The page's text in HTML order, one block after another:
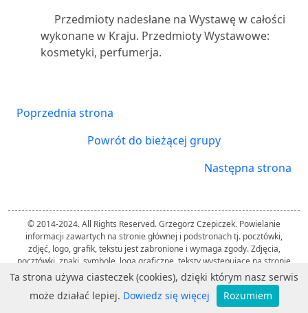
Przedmioty nadesłane na Wystawę w całości
wykonane w Kraju. Przedmioty Wystawowe:
kosmetyki, perfumerja.
Poprzednia strona
Powrót do bieżącej grupy
Następna strona
© 2014-2024. All Rights Reserved. Grzegorz Czepiczek. Powielanie
informacji zawartych na stronie głównej i podstronach tj. pocztówki,
zdjęć, logo, grafik, tekstu jest zabronione i wymaga zgody. Zdjęcia,
pocztówki, znaki, symbole, loga graficzne, teksty występujące na stronie
należą do ich twórców i zostały użyte przez autora strony wyłącznie w
celach informacyjnych.
Ta strona używa ciasteczek (cookies), dzięki którym nasz serwis
może działać lepiej. Dowiedz się więcej Rozumiem